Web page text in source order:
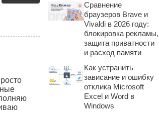
Сравнение
браузеров Brave и
Vivaldi в 2026 году:
блокировка рекламы,
защита приватности
и расход памяти
Как устранить
зависание и ошибку
отклика Microsoft
Excel и Word в
Windows